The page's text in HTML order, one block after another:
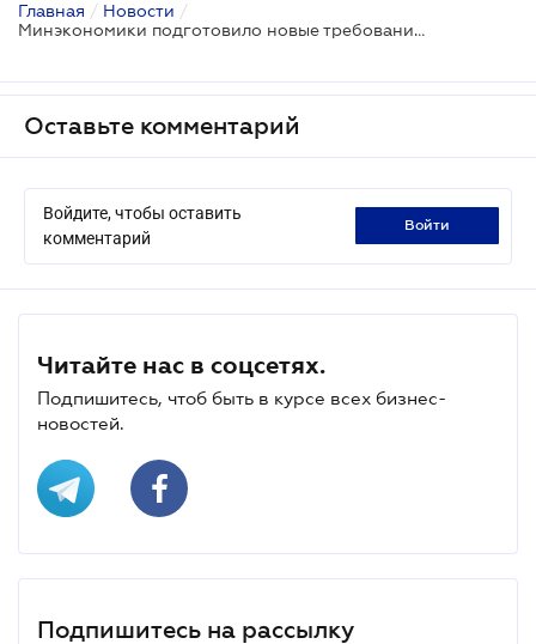
Главная / Новости /
Минэкономики подготовило новые требования к маркировке пищевых продуктов
Оставьте комментарий
Войдите, чтобы оставить
комментарий
войти
Читайте нас в соцсетях.
Подпишитесь, чтоб быть в курсе всех бизнес-
новостей.
Подпишитесь на рассылку